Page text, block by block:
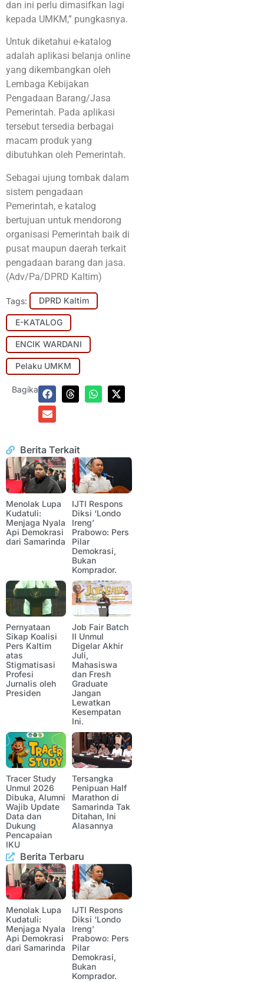
dan ini perlu dimasifkan lagi
kepada UMKM,” pungkasnya.
Untuk diketahui e-katalog
adalah aplikasi belanja online
yang dikembangkan oleh
Lembaga Kebijakan
Pengadaan Barang/Jasa
Pemerintah. Pada aplikasi
tersebut tersedia berbagai
macam produk yang
dibutuhkan oleh Pemerintah.
Sebagai ujung tombak dalam
sistem pengadaan
Pemerintah, e katalog
bertujuan untuk mendorong
organisasi Pemerintah baik di
pusat maupun daerah terkait
pengadaan barang dan jasa.
(Adv/Pa/DPRD Kaltim)
Tags: DPRD Kaltim
E-KATALOG
ENCIK WARDANI
Pelaku UMKM
Bagikan:
Berita Terkait
Menolak Lupa
Kudatuli:
Menjaga Nyala
Api Demokrasi
dari Samarinda
IJTI Respons
Diksi ‘Londo
Ireng’
Prabowo: Pers
Pilar
Demokrasi,
Bukan
Komprador.
Pernyataan
Sikap Koalisi
Pers Kaltim
atas
Stigmatisasi
Profesi
Jurnalis oleh
Presiden
Job Fair Batch
II Unmul
Digelar Akhir
Juli,
Mahasiswa
dan Fresh
Graduate
Jangan
Lewatkan
Kesempatan
Ini.
Tracer Study
Unmul 2026
Dibuka, Alumni
Wajib Update
Data dan
Dukung
Pencapaian
IKU
Tersangka
Penipuan Half
Marathon di
Samarinda Tak
Ditahan, Ini
Alasannya
Berita Terbaru
Menolak Lupa
Kudatuli:
Menjaga Nyala
Api Demokrasi
dari Samarinda
IJTI Respons
Diksi ‘Londo
Ireng’
Prabowo: Pers
Pilar
Demokrasi,
Bukan
Komprador.